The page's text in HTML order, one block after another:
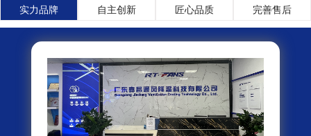
实力品牌 自主创新 匠心品质 完善售后